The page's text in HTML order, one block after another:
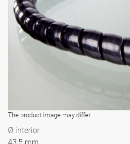
The product image may differ
Ø interior